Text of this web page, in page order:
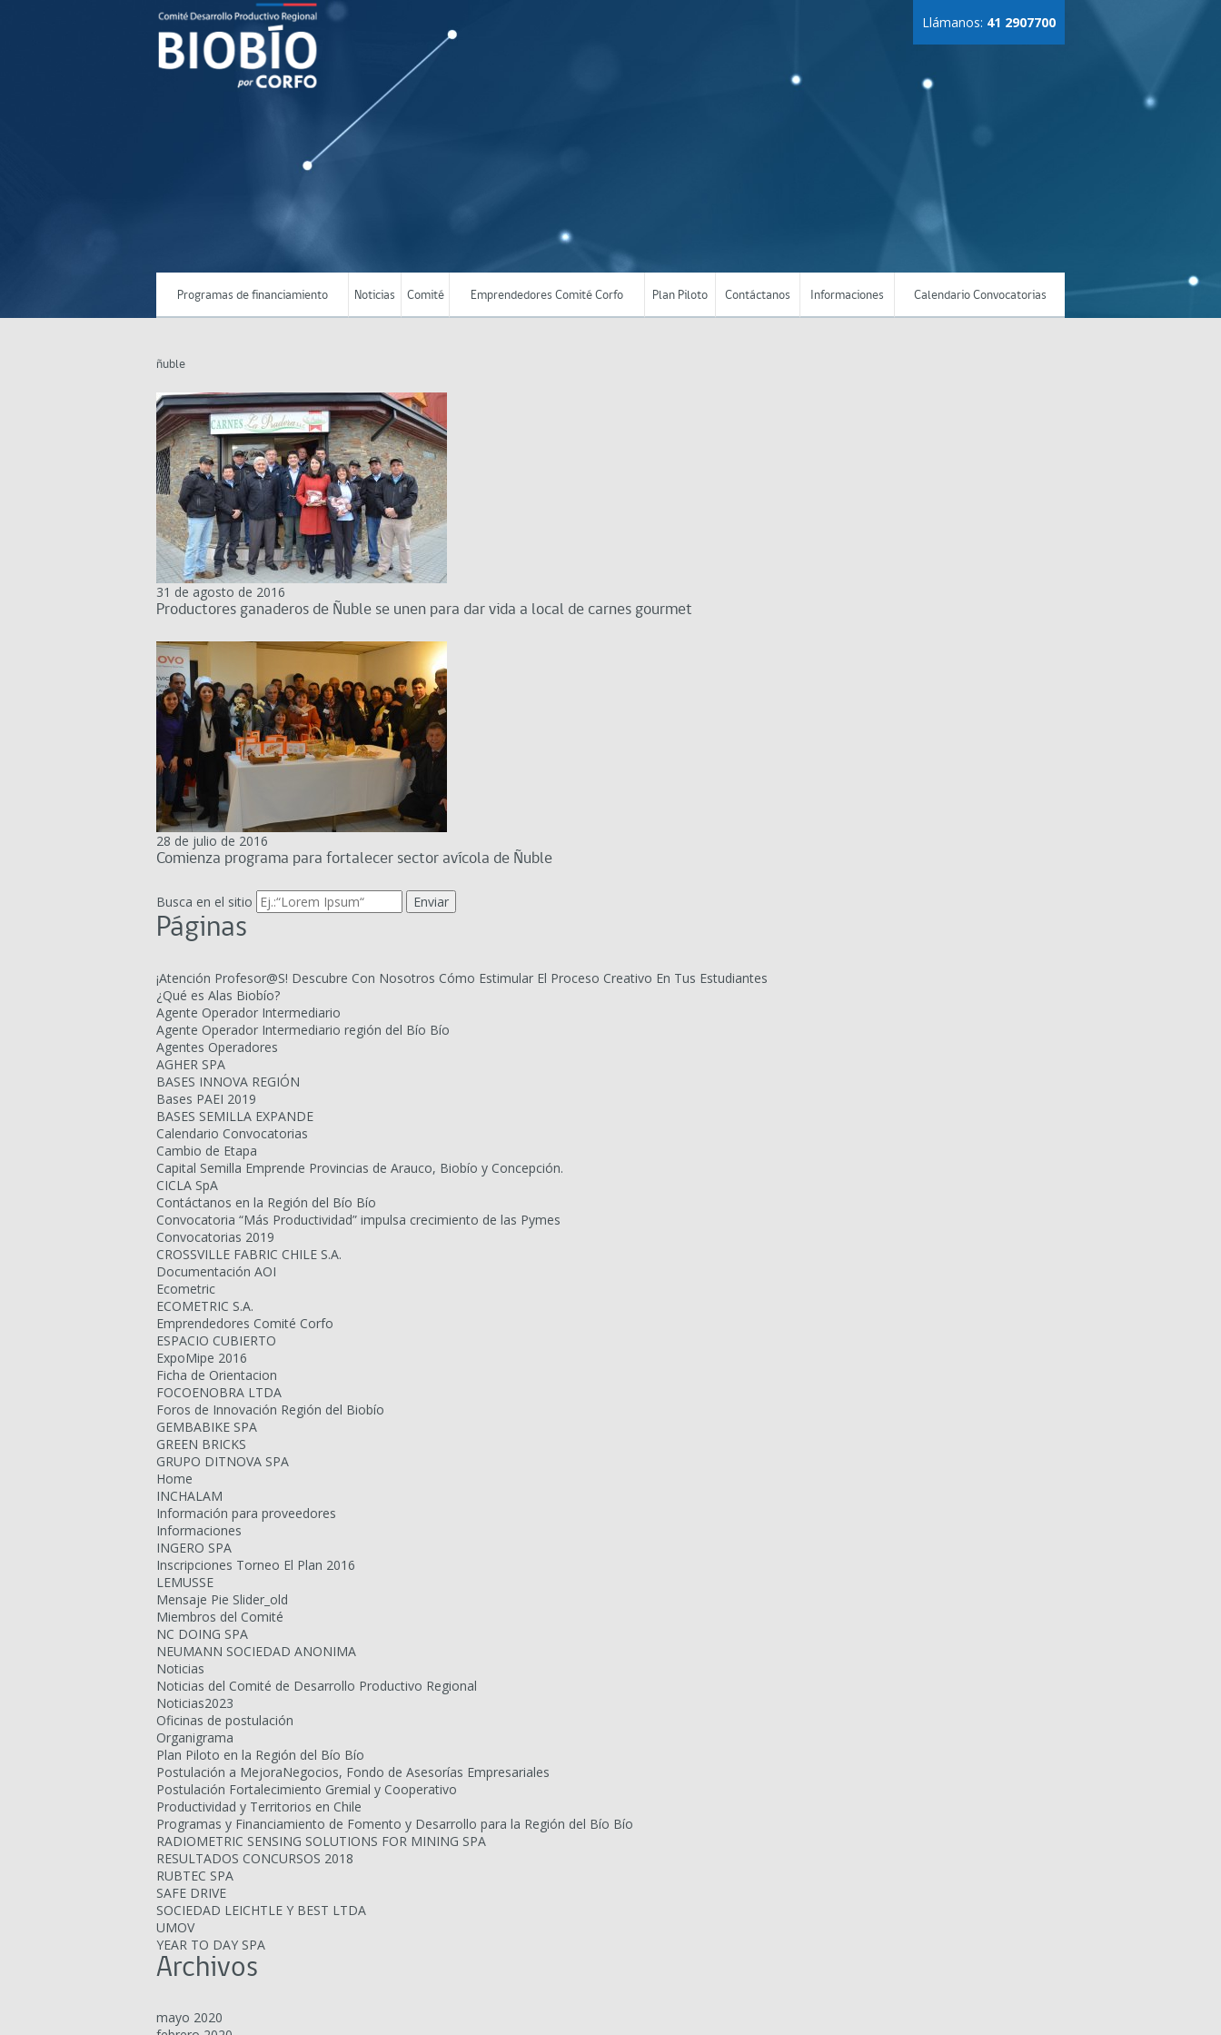
Programas de financiamiento Noticias Comité Emprendedores Comité Corfo Plan Piloto Contáctanos Informaciones Calendario Convocatorias
Llámanos: 41 2907700
ñuble
31 de agosto de 2016
Productores ganaderos de Ñuble se unen para dar vida a local de carnes gourmet
28 de julio de 2016
Comienza programa para fortalecer sector avícola de Ñuble
Busca en el sitio
Páginas
¡Atención Profesor@S! Descubre Con Nosotros Cómo Estimular El Proceso Creativo En Tus Estudiantes
¿Qué es Alas Biobío?
Agente Operador Intermediario
Agente Operador Intermediario región del Bío Bío
Agentes Operadores
AGHER SPA
BASES INNOVA REGIÓN
Bases PAEI 2019
BASES SEMILLA EXPANDE
Calendario Convocatorias
Cambio de Etapa
Capital Semilla Emprende Provincias de Arauco, Biobío y Concepción.
CICLA SpA
Contáctanos en la Región del Bío Bío
Convocatoria “Más Productividad” impulsa crecimiento de las Pymes
Convocatorias 2019
CROSSVILLE FABRIC CHILE S.A.
Documentación AOI
Ecometric
ECOMETRIC S.A.
Emprendedores Comité Corfo
ESPACIO CUBIERTO
ExpoMipe 2016
Ficha de Orientacion
FOCOENOBRA LTDA
Foros de Innovación Región del Biobío
GEMBABIKE SPA
GREEN BRICKS
GRUPO DITNOVA SPA
Home
INCHALAM
Información para proveedores
Informaciones
INGERO SPA
Inscripciones Torneo El Plan 2016
LEMUSSE
Mensaje Pie Slider_old
Miembros del Comité
NC DOING SPA
NEUMANN SOCIEDAD ANONIMA
Noticias
Noticias del Comité de Desarrollo Productivo Regional
Noticias2023
Oficinas de postulación
Organigrama
Plan Piloto en la Región del Bío Bío
Postulación a MejoraNegocios, Fondo de Asesorías Empresariales
Postulación Fortalecimiento Gremial y Cooperativo
Productividad y Territorios en Chile
Programas y Financiamiento de Fomento y Desarrollo para la Región del Bío Bío
RADIOMETRIC SENSING SOLUTIONS FOR MINING SPA
RESULTADOS CONCURSOS 2018
RUBTEC SPA
SAFE DRIVE
SOCIEDAD LEICHTLE Y BEST LTDA
UMOV
YEAR TO DAY SPA
Archivos
mayo 2020